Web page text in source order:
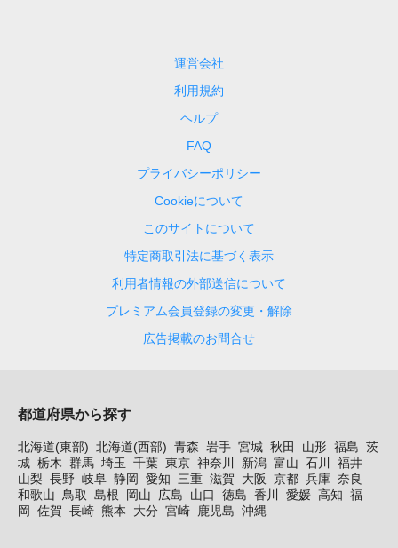
運営会社
利用規約
ヘルプ
FAQ
プライバシーポリシー
Cookieについて
このサイトについて
特定商取引法に基づく表示
利用者情報の外部送信について
プレミアム会員登録の変更・解除
広告掲載のお問合せ
都道府県から探す
北海道(東部) 北海道(西部) 青森 岩手 宮城 秋田 山形 福島 茨
城 栃木 群馬 埼玉 千葉 東京 神奈川 新潟 富山 石川
福井
山梨 長野 岐阜 静岡 愛知 三重 滋賀 大阪 京都 兵庫 奈良
和歌山
鳥取 島根 岡山 広島 山口 徳島 香川 愛媛 高知 福
岡
佐賀 長崎 熊本 大分 宮崎 鹿児島 沖縄